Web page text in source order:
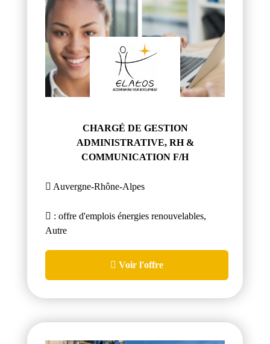
CHARGÉ DE GESTION
ADMINISTRATIVE, RH &
COMMUNICATION F/H
Auvergne-Rhône-Alpes
: offre d'emplois énergies renouvelables,
Autre
Voir l'offre